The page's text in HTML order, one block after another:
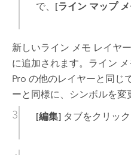
で、 [ライン マップ
新しいライン メモ レイヤ
に追加されます。ライン
Pro の他のレイヤーと同じ
ーと同様に、シンボルを変
[編集]タブをクリック